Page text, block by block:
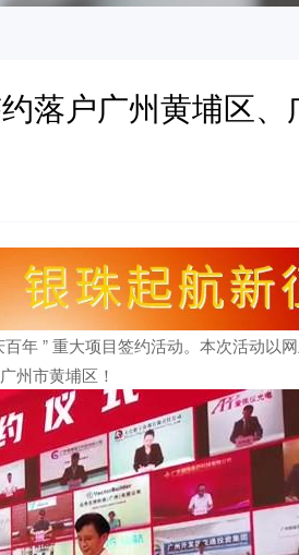
落户广州黄埔区、
年 ” 重大项目签约活动。本次活动以
州市黄埔区！